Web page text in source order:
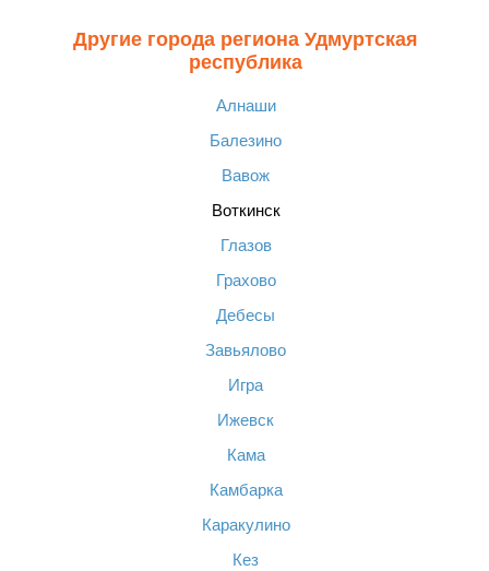
Другие города региона Удмуртская
республика
Алнаши
Балезино
Вавож
Воткинск
Глазов
Грахово
Дебесы
Завьялово
Игра
Ижевск
Кама
Камбарка
Каракулино
Кез